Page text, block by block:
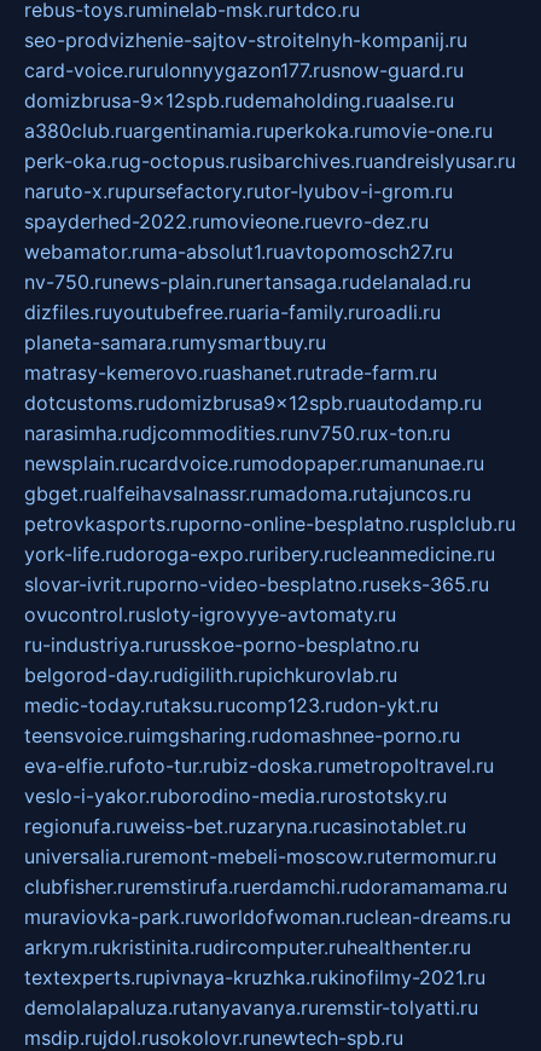
rebus-toys.ruminelab-msk.rurtdco.ru
seo-prodvizhenie-sajtov-stroitelnyh-kompanij.ru
card-voice.rurulonnyygazon177.rusnow-guard.ru
domizbrusa-9x12spb.rudemaholding.ruaalse.ru
a380club.ruargentinamia.ruperkoka.rumovie-one.ru
perk-oka.rug-octopus.rusibarchives.ruandreislyusar.ru
naruto-x.rupursefactory.rutor-lyubov-i-grom.ru
spayderhed-2022.rumovieone.ruevro-dez.ru
webamator.ruma-absolut1.ruavtopomosch27.ru
nv-750.runews-plain.runertansaga.rudelanalad.ru
dizfiles.ruyoutubefree.ruaria-family.ruroadli.ru
planeta-samara.rumysmartbuy.ru
matrasy-kemerovo.ruashanet.rutrade-farm.ru
dotcustoms.rudomizbrusa9x12spb.ruautodamp.ru
narasimha.rudjcommodities.runv750.rux-ton.ru
newsplain.rucardvoice.rumodopaper.rumanunae.ru
gbget.rualfeihavsalnassr.rumadoma.rutajuncos.ru
petrovkasports.ruporno-online-besplatno.rusplclub.ru
york-life.rudoroga-expo.ruribery.rucleanmedicine.ru
slovar-ivrit.ruporno-video-besplatno.ruseks-365.ru
ovucontrol.rusloty-igrovyye-avtomaty.ru
ru-industriya.rurusskoe-porno-besplatno.ru
belgorod-day.rudigilith.rupichkurovlab.ru
medic-today.rutaksu.rucomp123.rudon-ykt.ru
teensvoice.ruimgsharing.rudomashnee-porno.ru
eva-elfie.rufoto-tur.rubiz-doska.rumetropoltravel.ru
veslo-i-yakor.ruborodino-media.rurostotsky.ru
regionufa.ruweiss-bet.ruzaryna.rucasinotablet.ru
universalia.ruremont-mebeli-moscow.rutermomur.ru
clubfisher.ruremstirufa.ruerdamchi.rudoramamama.ru
muraviovka-park.ruworldofwoman.ruclean-dreams.ru
arkrym.rukristinita.rudircomputer.ruhealthenter.ru
textexperts.rupivnaya-kruzhka.rukinofilmy-2021.ru
demolalapaluza.rutanyavanya.ruremstir-tolyatti.ru
msdip.rujdol.rusokolovr.runewtech-spb.ru